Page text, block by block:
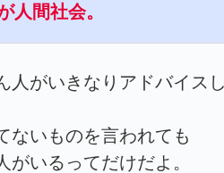
人間社会。
人がいきなりアドバイス
ないものを言われても
がいるってだけだよ。